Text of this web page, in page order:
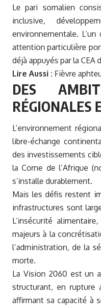
Le pari somalien
inclusive,
environnementale.
attention particulière
déjà appuyés par la
Lire Aussi : Fièvre
DES
RÉGIONALES
L’environnement
libre-échange
des investissements
la Corne de l’Afrique
s’installe durablement.
Mais les défis restent
infrastructures sont
L’insécurité
majeurs à la
l’administration, de la
morte.
La Vision 2060 est un
structurant, en rupture
affirmant sa capacité à